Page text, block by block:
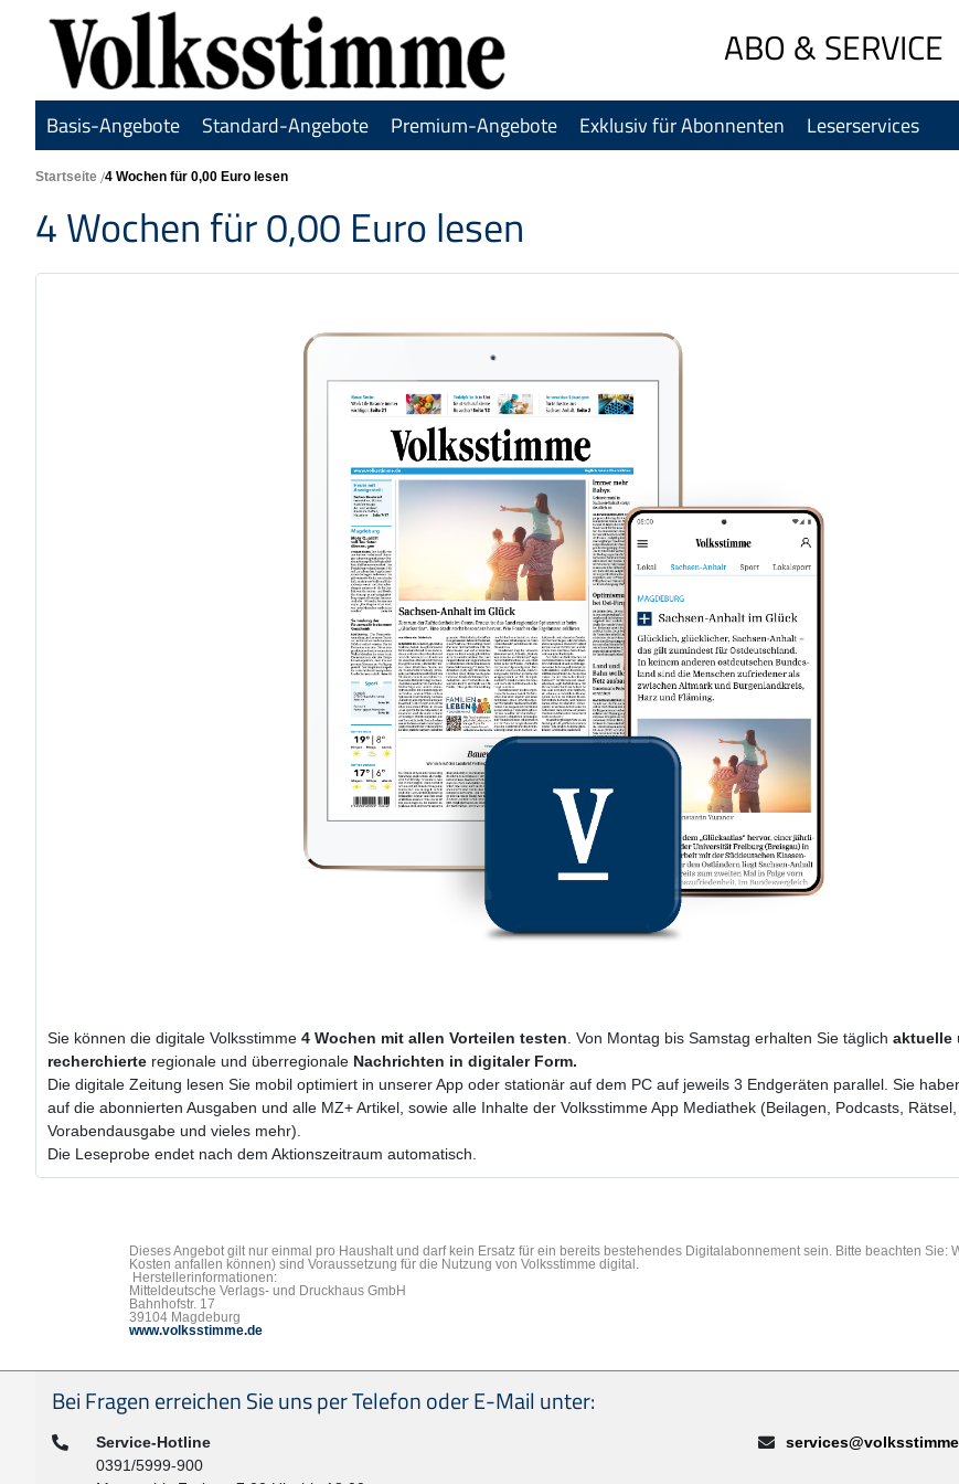
Navigation
zu:
ABO & SERVICE
Basis-Angebote Standard-Angebote Premium-Angebote Exklusiv für Abonnenten Leserservices
Startseite 4 Wochen für 0,00 Euro lesen
4 Wochen für 0,00 Euro lesen
Sie können die digitale Volksstimme 4 Wochen mit allen Vorteilen testen . Von Montag bis Samstag erhalten Sie täglich aktuelle
recherchierte regionale und überregionale Nachrichten in digitaler Form.
Die digitale Zeitung lesen Sie mobil optimiert in unserer App oder stationär auf dem PC auf jeweils 3 Endgeräten parallel. Sie
auf die abonnierten Ausgaben und alle MZ+ Artikel, sowie alle Inhalte der Volksstimme App Mediathek (Beilagen, Podcasts, Rätsel,
Vorabendausgabe und vieles mehr).
Die Leseprobe endet nach dem Aktionszeitraum automatisch.
Dieses Angebot gilt nur einmal pro Haushalt und darf kein Ersatz für ein bereits bestehendes Digitalabonnement sein. Bitte beachten
Kosten anfallen können) sind Voraussetzung für die Nutzung von Volksstimme digital.
Herstellerinformationen:
Mitteldeutsche Verlags- und Druckhaus GmbH
Bahnhofstr. 17
39104 Magdeburg
www.volksstimme.de
Seitenfußbereich
Bei Fragen erreichen Sie uns per Telefon oder E-Mail unter:
Telefon:Service-Hotline
0391/5999-900
E-Mail: